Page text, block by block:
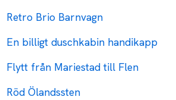
Retro Brio Barnvagn
En billigt duschkabin handikapp
Flytt från Mariestad till Flen
Röd Ölandssten